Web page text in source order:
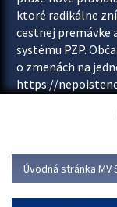
ktoré radikálne
cestnej premávke
systému PZP.
o zmenách na
https://
asociácie
Viac
Úvodná stránka MV